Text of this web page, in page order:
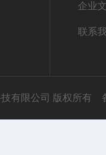
企业
联系
有限公司 版权所有